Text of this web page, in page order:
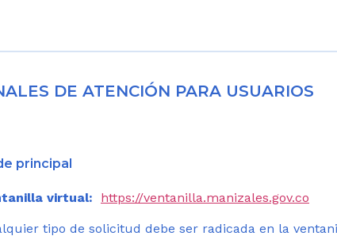
DE ATENCIÓN PARA USUARIOS
principal
virtual: https://ventanilla.manizales.gov.co
tipo de solicitud debe ser radicada en la